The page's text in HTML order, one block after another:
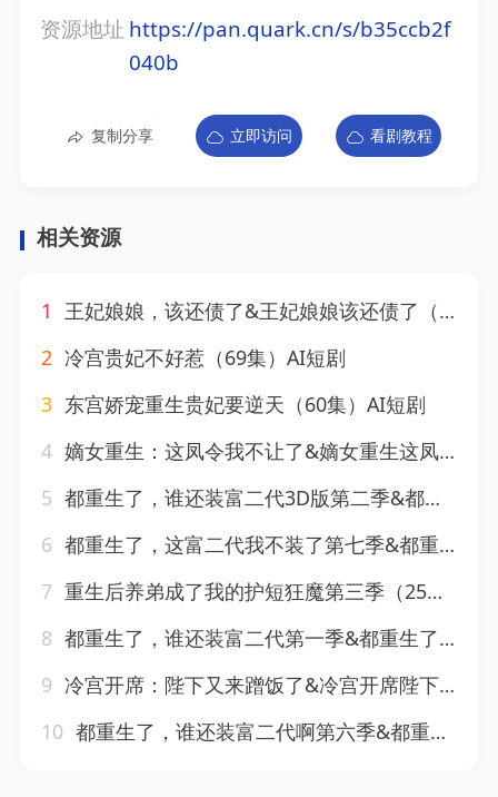
资源地址 https://pan.quark.cn/s/b35ccb2f
040b
复制分享 立即访问 看剧教程
相关资源
1 王妃娘娘，该还债了&王妃娘娘该还债了（62集）AI短剧
2 冷宫贵妃不好惹（69集）AI短剧
3 东宫娇宠重生贵妃要逆天（60集）AI短剧
4 嫡女重生：这凤令我不让了&嫡女重生这凤令我不让了（48集）AI短剧
5 都重生了，谁还装富二代3D版第二季&都重生了谁还装富二代3D版第二季（76集）AI短剧
6 都重生了，这富二代我不装了第七季&都重生了这富二代我不装了第七季（99集）AI短剧
7 重生后养弟成了我的护短狂魔第三季（25集）AI短剧
8 都重生了，谁还装富二代第一季&都重生了谁还装富二代第一季（81集）AI短剧
9 冷宫开席：陛下又来蹭饭了&冷宫开席陛下又来蹭饭了（122集）AI短剧
10 都重生了，谁还装富二代啊第六季&都重生了谁还装富二代啊第六季（66集）AI短剧